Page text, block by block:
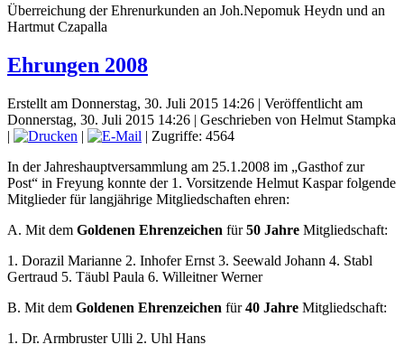
Überreichung der Ehrenurkunden an Joh.Nepomuk Heydn und an
Hartmut Czapalla
Ehrungen 2008
Erstellt am Donnerstag, 30. Juli 2015 14:26 | Veröffentlicht am
Donnerstag, 30. Juli 2015 14:26 | Geschrieben von Helmut Stampka
|
|
| Zugriffe: 4564
In der Jahreshauptversammlung am 25.1.2008 im „Gasthof zur
Post“ in Freyung konnte der 1. Vorsitzende Helmut Kaspar folgende
Mitglieder für langjährige Mitgliedschaften ehren:
A. Mit dem Goldenen Ehrenzeichen für50 Jahre Mitgliedschaft:
1. Dorazil Marianne 2. Inhofer Ernst 3. Seewald Johann 4. Stabl
Gertraud 5. Täubl Paula 6. Willeitner Werner
B. Mit dem Goldenen Ehrenzeichen für40 Jahre Mitgliedschaft:
1. Dr. Armbruster Ulli 2. Uhl Hans